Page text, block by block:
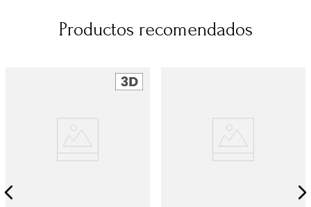
Productos recomendados